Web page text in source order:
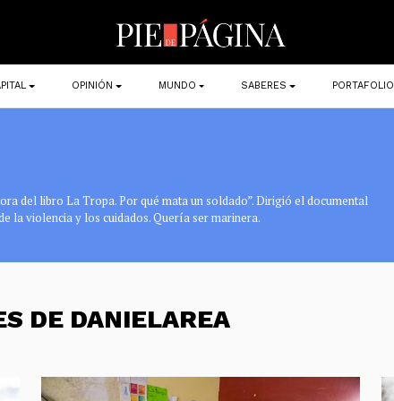
OPINIÓN MUNDO SABERES PORTAFOLIO
del libro La Tropa. Por qué mata un soldado”. Dirigió el documental
la violencia y los cuidados. Quería ser marinera.
DE DANIELAREA